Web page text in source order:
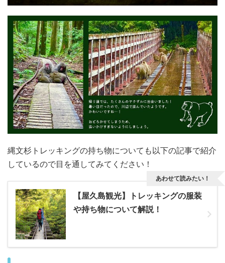
縄文杉トレッキングの持ち物についても以下の記事で紹介
しているので目を通してみてください！
【屋久島観光】トレッキングの服装
や持ち物について解説！
あわせて読みたい！